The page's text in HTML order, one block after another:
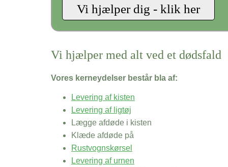
Vi hjælper med alt ved et dødsfald
Vores kerneydelser består bla af:
Levering af kisten
Levering af ligtøj
Lægge afdøde i kisten
Klæde afdøde på
Rustvognskørsel
Levering af urnen